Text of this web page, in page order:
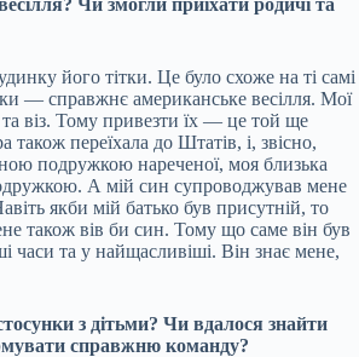
його тітки. Це було схоже на ті самі
— справжнє американське весілля. Мої
та віз. Тому привезти їх — це той ще
також переїхала до Штатів, і, звісно,
подружкою нареченої, моя близька
А мій син супроводжував мене
якби мій батько був присутній, то
також вів би син. Тому що саме він був
часи та у найщасливіші. Він знає мене,
з дітьми? Чи вдалося знайти
справжню команду?